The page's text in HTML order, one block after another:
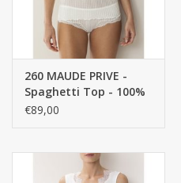
260 MAUDE PRIVE -
Spaghetti Top - 100%
katoen getwijnd fijn,
€89,00